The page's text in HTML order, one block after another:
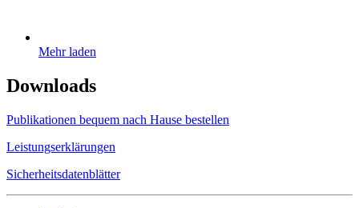
Mehr laden
Downloads
Publikationen bequem nach Hause bestellen
Leistungserklärungen
Sicherheitsdatenblätter